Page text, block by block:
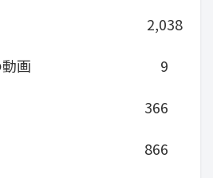
2,038
画
9
366
866